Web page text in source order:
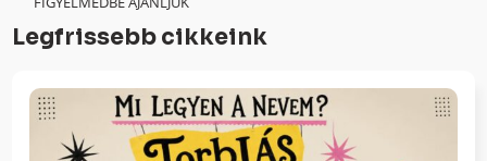
Legfrissebb cikkeink